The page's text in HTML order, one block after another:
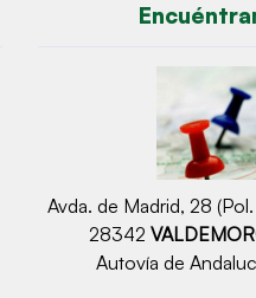
Avda. de Madrid, 28
28342
Autovía de